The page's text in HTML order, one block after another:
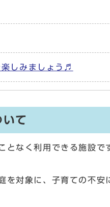
しみましょう♬
て
なく利用できる施設で
対象に、子育ての不安